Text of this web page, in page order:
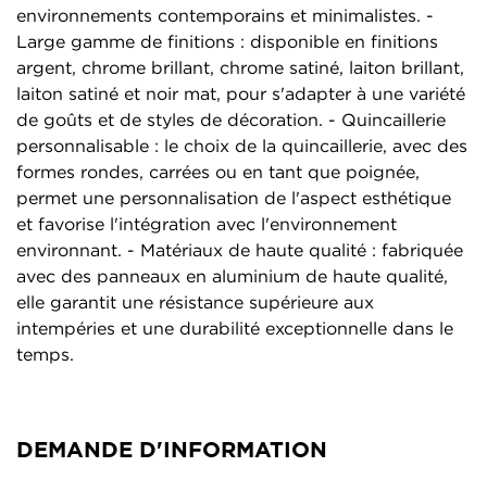
environnements contemporains et minimalistes. -
Large gamme de finitions : disponible en finitions
argent, chrome brillant, chrome satiné, laiton brillant,
laiton satiné et noir mat, pour s'adapter à une variété
de goûts et de styles de décoration. - Quincaillerie
personnalisable : le choix de la quincaillerie, avec des
formes rondes, carrées ou en tant que poignée,
permet une personnalisation de l'aspect esthétique
et favorise l'intégration avec l'environnement
environnant. - Matériaux de haute qualité : fabriquée
avec des panneaux en aluminium de haute qualité,
elle garantit une résistance supérieure aux
intempéries et une durabilité exceptionnelle dans le
temps.
DEMANDE D'INFORMATION